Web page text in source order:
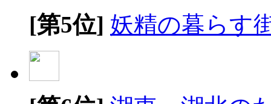
[第5位] 妖精の暮らす